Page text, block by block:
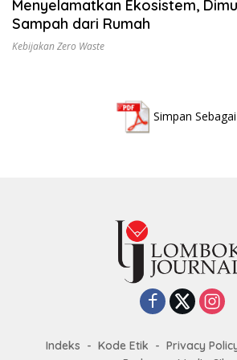
Menyelamatkan Ekosistem,
Sampah dari Rumah
Kebijakan Zero Waste
Simpan
Indeks Kode Etik Privacy